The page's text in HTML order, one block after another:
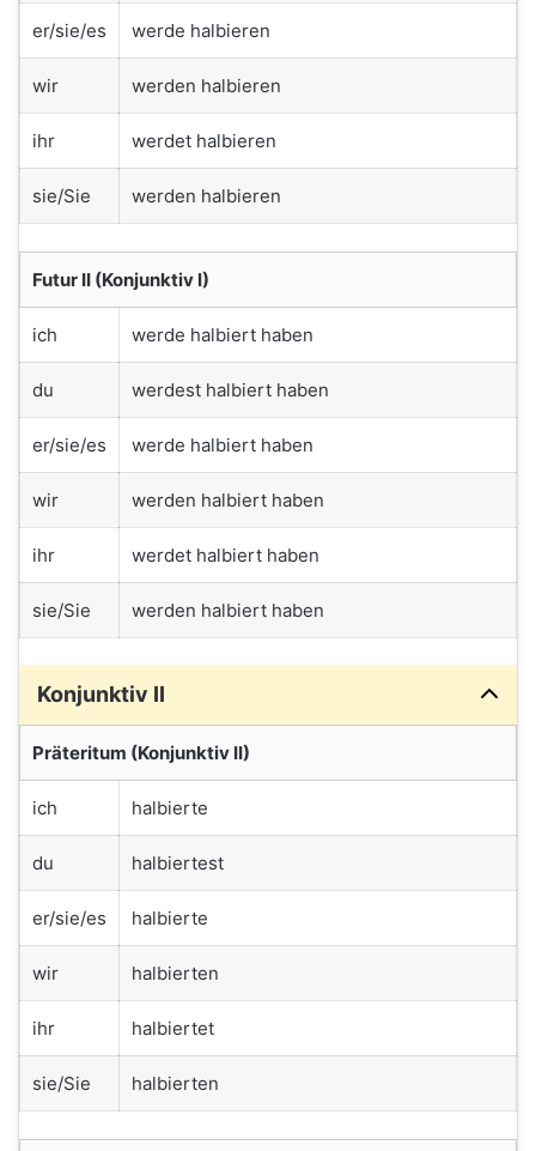
er/sie/es werde halbieren
wir werden halbieren
ihr werdet halbieren
sie/Sie werden halbieren
Futur II (Konjunktiv I)
ich werde halbiert haben
du werdest halbiert haben
er/sie/es werde halbiert haben
wir werden halbiert haben
ihr werdet halbiert haben
sie/Sie werden halbiert haben
Konjunktiv II
Präteritum (Konjunktiv II)
ich halbierte
du halbiertest
er/sie/es halbierte
wir halbierten
ihr halbiertet
sie/Sie halbierten